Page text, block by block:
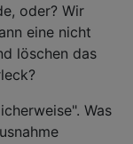
oder? Wir
eine nicht
löschen das
Was